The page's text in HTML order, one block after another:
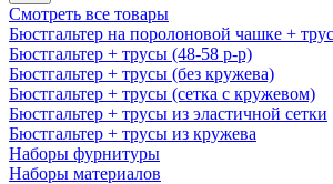
Смотреть все товары
Бюстгальтер на поролоновой чашке +
Бюстгальтер + трусы (48-58 р-р)
Бюстгальтер + трусы (без кружева)
Бюстгальтер + трусы (сетка с кружевом)
Бюстгальтер + трусы из эластичной сетки
Бюстгальтер + трусы из кружева
Наборы фурнитуры
Наборы материалов